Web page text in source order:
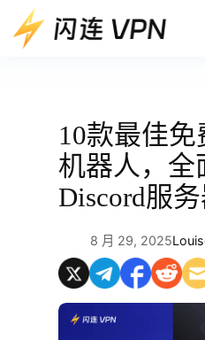
至
10款最佳免
机器人，全
Discord服
8 月 29, 2025